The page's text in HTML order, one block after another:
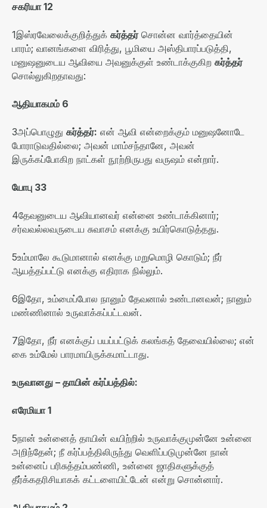
சகரியா12
1இஸ்ரவேலைக்குறித்துக் கர்த்தர்சொன்ன வார்த்தையின்
பாரம்; வானங்களை விரித்து, பூமியை அஸ்திபாரப்படுத்தி,
மனுஷனுடைய ஆவியை அவனுக்குள் உண்டாக்குகிற கர்த்தர்
சொல்லுகிறதாவது:
ஆதியாகமம் 6
3அப்பொழுது கர்த்தர்: என் ஆவி என்றைக்கும் மனுஷனோடே
போராடுவதில்லை; அவன் மாம்சந்தானே, அவன்
இருக்கப்போகிற நாட்கள் நூற்றிருபது வருஷம் என்றார்.
யோபு 33
4தேவனுடைய ஆவியானவர் என்னை உண்டாக்கினார்;
சர்வவல்லவருடைய சுவாசம் எனக்கு உயிர்கொடுத்தது.
5உம்மாலே கூடுமானால் எனக்கு மறுமொழி கொடும்; நீர்
ஆயத்தப்பட்டு எனக்கு எதிராக நில்லும்.
6இதோ, உம்மைப்போல நானும் தேவனால் உண்டானவன்; நானும்
மண்ணினால் உருவாக்கப்பட்டவன்.
7இதோ, நீர் எனக்குப் பயப்பட்டுக் கலங்கத் தேவையில்லை; என்
கை உம்மேல் பாரமாயிருக்கமாட்டாது.
உருவானது – தாயின் கர்ப்பத்தில்:
எரேமியா1
5நான் உன்னைத் தாயின் வயிற்றில் உருவாக்குமுன்னே உன்னை
அறிந்தேன்; நீ கர்ப்பத்திலிருந்து வெளிப்படுமுன்னே நான்
உன்னைப் பரிசுத்தம்பண்ணி, உன்னை ஜாதிகளுக்குத்
தீர்க்கதரிசியாகக் கட்டளையிட்டேன் என்று சொன்னார்.